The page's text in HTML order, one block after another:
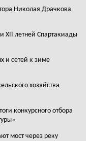
Николая Драчкова
XII летней Спартакиады
и сетей к зиме
хозяйства
конкурсного отбора
мост через реку